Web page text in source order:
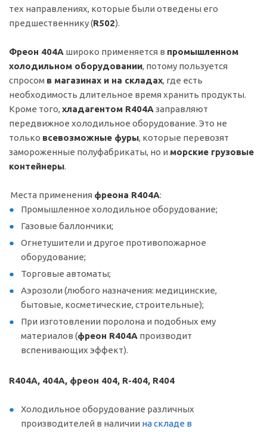
тех направлениях, которые были отведены его
предшественнику (R502).
Фреон 404А широко применяется в промышленном
холодильном оборудовании, потому пользуется
спросом в магазинах и на складах, где есть
необходимость длительное время хранить продукты.
Кроме того, хладагентом R404А заправляют
передвижное холодильное оборудование. Это не
только всевозможные фуры, которые перевозят
замороженные полуфабрикаты, но и морские грузовые
контейнеры.
Места применения фреона R404А:
Промышленное холодильное оборудование;
Газовые баллончики;
Огнетушители и другое противопожарное
оборудование;
Торговые автоматы;
Аэрозоли (любого назначения: медицинские,
бытовые, косметические, строительные);
При изготовлении поролона и подобных ему
материалов (фреон R404А производит
вспенивающих эффект).
R404A, 404A, фреон 404, R-404, R404
Холодильное оборудование различных
производителей в наличии на складе в